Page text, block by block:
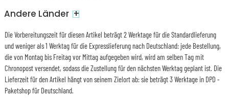
Andere Länder +
Die Vorbereitungszeit für diesen Artikel beträgt 2 Werktage für die Standardlieferung
und weniger als 1 Werktag für die Expresslieferung nach Deutschland: jede Bestellung,
die von Montag bis Freitag vor Mittag aufgegeben wird, wird am selben Tag mit
Chronopost versendet, sodass die Zustellung für den nächsten Werktag geplant ist. Die
Lieferzeit für den Artikel hängt von seinem Zielort ab: sie beträgt 3 Werktage in DPD -
Paketshop für Deutschland.